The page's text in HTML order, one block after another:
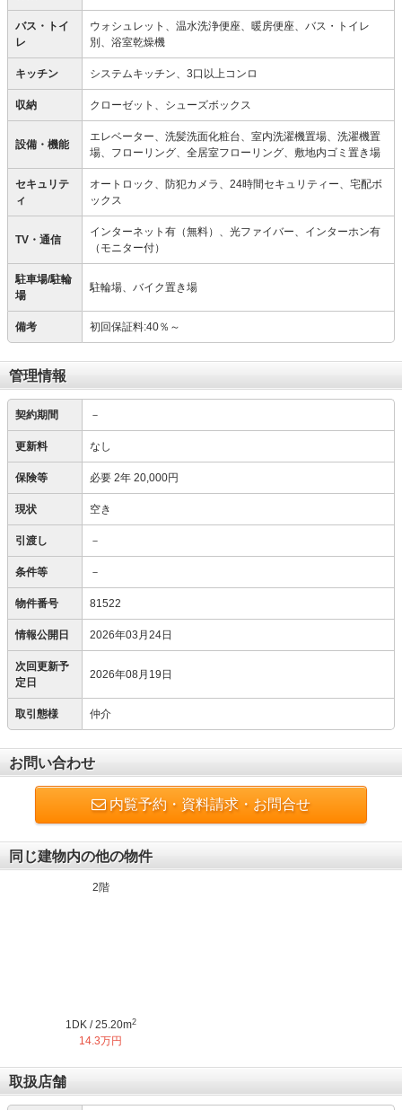
バス・トイ
レ
ウォシュレット、温水洗浄便座、暖房便座、バス・トイレ
別、浴室乾燥機
キッチン システムキッチン、3口以上コンロ
収納 クローゼット、シューズボックス
設備・機能
エレベーター、洗髪洗面化粧台、室内洗濯機置場、洗濯機置
場、フローリング、全居室フローリング、敷地内ゴミ置き場
セキュリテ
ィ
オートロック、防犯カメラ、24時間セキュリティー、宅配ボ
ックス
TV・通信
インターネット有（無料）、光ファイバー、インターホン有
（モニター付）
駐車場/駐輪
場
駐輪場、バイク置き場
備考 初回保証料:40％～
管理情報
契約期間 －
更新料 なし
保険等 必要 2年 20,000円
現状 空き
引渡し －
条件等 －
物件番号 81522
情報公開日 2026年03月24日
次回更新予
定日
2026年08月19日
取引態様 仲介
お問い合わせ
内覧予約・資料請求・お問合せ
同じ建物内の他の物件
2階
1DK / 25.20m2
14.3万円
取扱店舗